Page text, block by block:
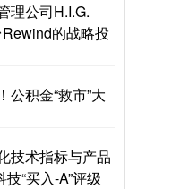
理公司H.I.G.
的战略投
公积金“救市”大
技术指标与产品
“买入-A”评级